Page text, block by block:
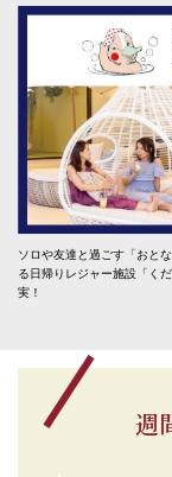
ソロや友達と過ごす「おと
る日帰りレジャー施設「く
実！
週